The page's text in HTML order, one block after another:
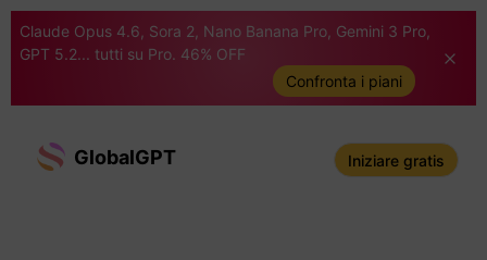
Claude Opus 4.6, Sora 2, Nano Banana Pro, Gemini 3 Pro,
GPT 5.2... tutti su Pro. 46% OFF
Confronta i piani
GlobalGPT Iniziare gratis